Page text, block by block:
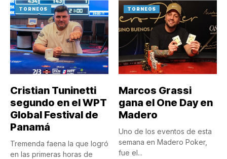
TORNEOS
Cristian Tuninetti
segundo en el WPT
Global Festival de
Panamá
Tremenda faena la que logró
en las primeras horas de
TORNEOS
Marcos Grassi
gana el One Day en
Madero
Uno de los eventos de esta
semana en Madero Poker,
fue el...